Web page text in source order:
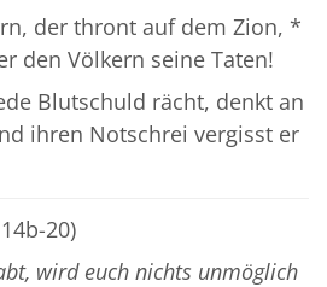
der thront auf dem Zion, *
den Völkern seine Taten!
Blutschuld rächt, denkt an
ihren Notschrei vergisst er
20)
wird euch nichts unmöglich